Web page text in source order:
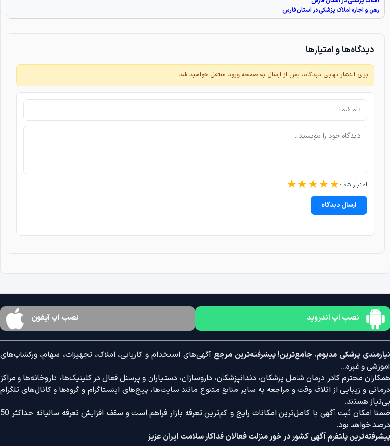
رهن و اجاره املاک پزشکی در استان فارس
دیدگاه‌ها و امتیازها
برای انتشار نهایی دیدگاه، پس از ارسال به صفحه ورود منتقل خواهید شد.
امتیاز شما: ★★★★★
ارسال دیدگاه
نصب اپ اندروید نصب اپ آیفون
نیازمندی پزشکی مدبوم، جامع‌ترین! پیشرفته‌ترین مرجعآگهی‌های استخدام و کاریابی، املاک، تجهیزات، سهام، ورکشاپ‌های
آموزشی و غیره...
همکاران محترم کادر درمان شامل پزشکان، دندانپزشکان، داروسازان، دستیاران و پرسنل فعال در کلینیک‌ها، داروخانه‌ها و مراکز
درمانی و زیبایی از اتلاف وقت و مراجعه به سایر منابع متنوع مانند سایت‌ها، پیج‌های اینستاگرام و گروه‌ها و کانال‌های تلگرام
بی‌نیاز هستند.
ضمنا امکان ثبت آگهی با کامل‌ترین امکانات رایج و کم‌ترین تعرفه بازار فراهم است و سقف افزایش تعرفه سالیانه حداکثر 50
درصد خواهد بود.
پیشرفته‌ترین پلتفرم آگهی کشور در خور منزلت فعالان فداکار سلامت ایران عزیز